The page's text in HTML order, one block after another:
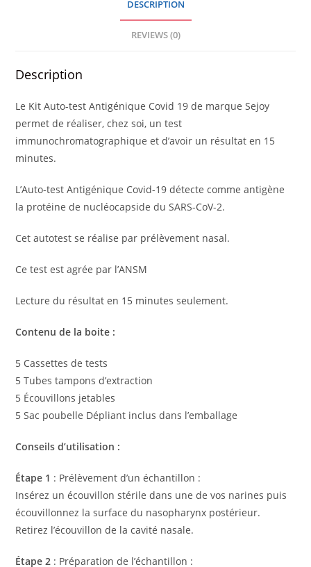
DESCRIPTION
REVIEWS (0)
Description
Le Kit Auto-test Antigénique Covid 19 de marque Sejoy
permet de réaliser, chez soi, un test
immunochromatographique et d’avoir un résultat en 15
minutes.
L’Auto-test Antigénique Covid-19 détecte comme antigène
la protéine de nucléocapside du SARS-CoV-2.
Cet autotest se réalise par prélèvement nasal.
Ce test est agrée par l’ANSM
Lecture du résultat en 15 minutes seulement.
Contenu de la boite :
5 Cassettes de tests
5 Tubes tampons d’extraction
5 Écouvillons jetables
5 Sac poubelle Dépliant inclus dans l’emballage
Conseils d’utilisation :
Étape 1 : Prélèvement d’un échantillon :
Insérez un écouvillon stérile dans une de vos narines puis
écouvillonnez la surface du nasopharynx postérieur.
Retirez l’écouvillon de la cavité nasale.
Étape 2 : Préparation de l’échantillon :